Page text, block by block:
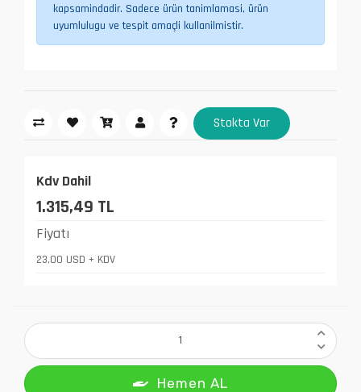
kapsamindadir. Sadece ürün tanimlamasi, ürün
uyumlulugu ve tespit amaçli kullanilmistir.
Stokta Var
Kdv Dahil
1.315,49 TL
Fiyatı
23,00 USD + KDV
Hemen AL